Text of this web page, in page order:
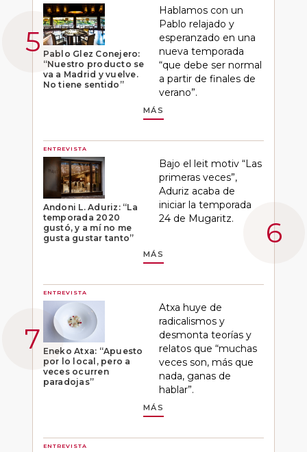
Pablo Glez Conejero:
“Nuestro producto se
va a Madrid y vuelve.
No tiene sentido”
Hablamos con un
Pablo relajado y
esperanzado en una
nueva temporada
“que debe ser normal
a partir de finales de
verano”.
MÁS
ENTREVISTA
Andoni L. Aduriz: “La
temporada 2020
gustó, y a mí no me
gusta gustar tanto”
Bajo el leit motiv “Las
primeras veces”,
Aduriz acaba de
iniciar la temporada
24 de Mugaritz.
MÁS
ENTREVISTA
Eneko Atxa: “Apuesto
por lo local, pero a
veces ocurren
paradojas”
Atxa huye de
radicalismos y
desmonta teorías y
relatos que “muchas
veces son, más que
nada, ganas de
hablar”.
MÁS
ENTREVISTA